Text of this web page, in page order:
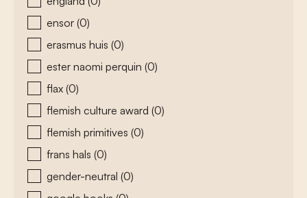
ensor (0)
erasmus huis (0)
ester naomi perquin (0)
flax (0)
flemish culture award (0)
flemish primitives (0)
frans hals (0)
gender-neutral (0)